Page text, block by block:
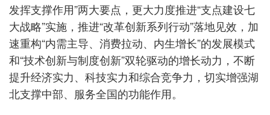
发挥支撑作用”两大要点，更大力度推进“支点建设七
大战略”实施，推进“改革创新系列行动”落地见效，加
速重构“内需主导、消费拉动、内生增长”的发展模式
和“技术创新与制度创新”双轮驱动的增长动力，不断
提升经济实力、科技实力和综合竞争力，切实增强湖
北支撑中部、服务全国的功能作用。